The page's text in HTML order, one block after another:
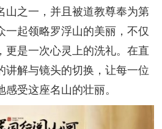
山之一，并且被道教尊奉为第
一起领略罗浮山的美丽，不仅
更是一次心灵上的洗礼。在直
讲解与镜头的切换，让每一位
受这座名山的壮丽。